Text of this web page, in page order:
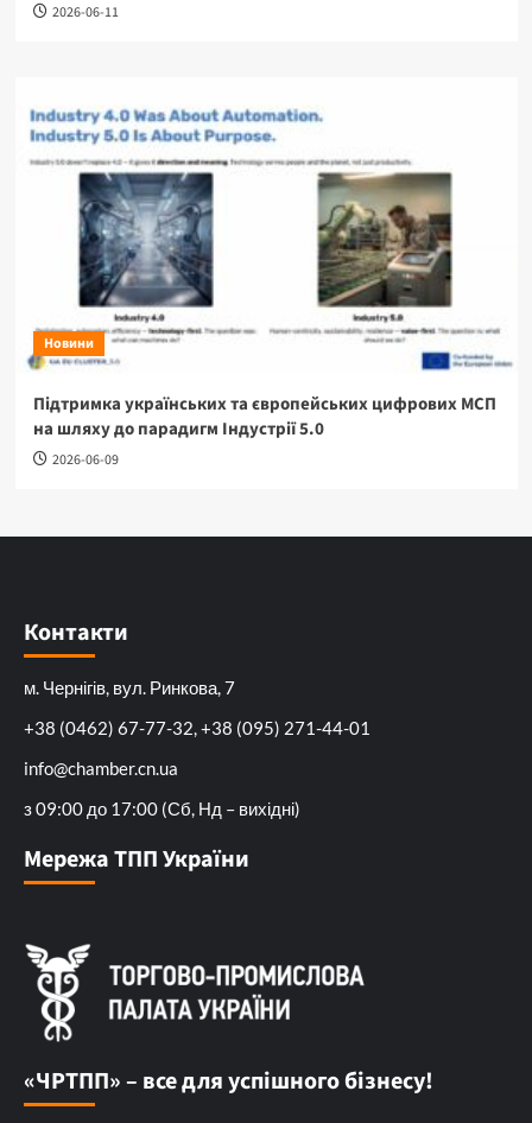
2026-06-11
Новини
Підтримка українських та європейських цифрових МСП
на шляху до парадигм Індустрії 5.0
2026-06-09
Контакти
м. Чернігів, вул. Ринкова, 7
+38 (0462) 67-77-32, +38 (095) 271-44-01
info@chamber.cn.ua
з 09:00 до 17:00 (Сб, Нд – вихідні)
Мережа ТПП України
«ЧРТПП» – все для успішного бізнесу!